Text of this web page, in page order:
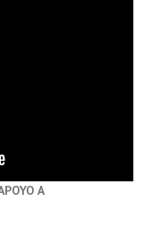
A